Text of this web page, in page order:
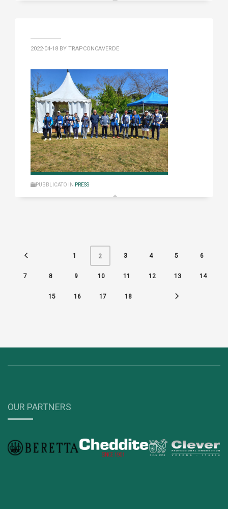
2022-04-18 BY TRAPCONCAVERDE
PUBBLICATO IN PRESS
1 2 3 4 5 6
7 8 9 10 11 12 13 14
15 16 17 18
OUR PARTNERS